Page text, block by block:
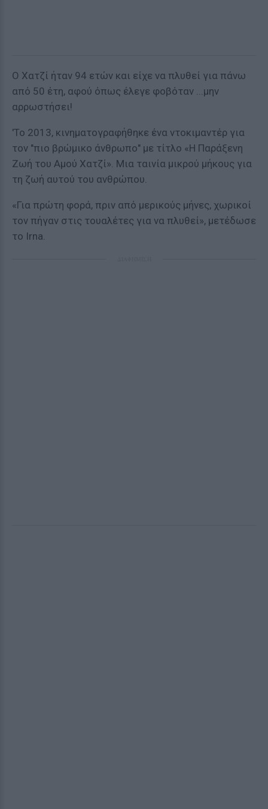
Ο Χατζί ήταν 94 ετών και είχε να πλυθεί για πάνω
από 50 έτη, αφού όπως έλεγε φοβόταν ...μην
αρρωστήσει!
'Το 2013, κινηματογραφήθηκε ένα ντοκιμαντέρ για
τον "πιο βρώμικο άνθρωπο" με τίτλο «Η Παράξενη
Ζωή του Αμού Χατζί». Μια ταινία μικρού μήκους για
τη ζωή αυτού του ανθρώπου.
«Για πρώτη φορά, πριν από μερικούς μήνες, χωρικοί
τον πήγαν στις τουαλέτες για να πλυθεί», μετέδωσε
το Irna.